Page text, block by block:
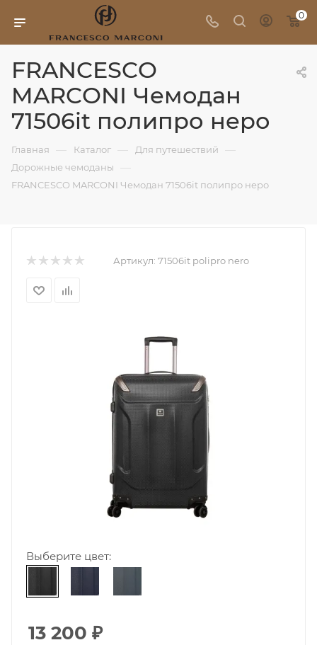
0
FRANCESCO
MARCONI Чемодан
71506it полипро неро
Главная — Каталог — Для путешествий —
Дорожные чемоданы —
FRANCESCO MARCONI Чемодан 71506it полипро неро
Артикул: 71506it polipro nero
Выберите цвет:
13 200 ₽